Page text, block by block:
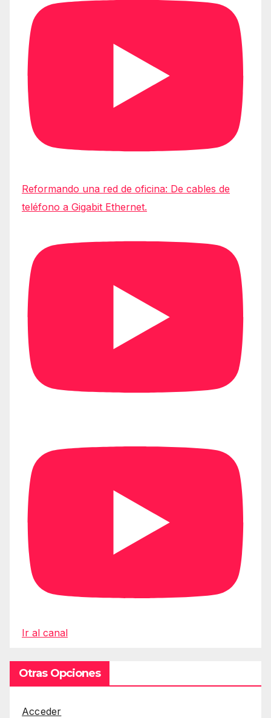
Reformando una red de oficina: De cables de
teléfono a Gigabit Ethernet.
Ir al canal
Otras Opciones
Acceder